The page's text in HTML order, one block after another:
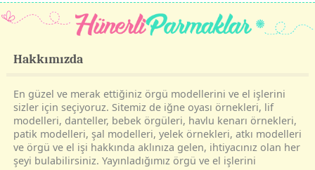
Hakkımızda
En güzel ve merak ettiğiniz örgü modellerini ve el işlerini
sizler için seçiyoruz. Sitemiz de iğne oyası örnekleri, lif
modelleri, danteller, bebek örgüleri, havlu kenarı örnekleri,
patik modelleri, şal modelleri, yelek örnekleri, atkı modelleri
ve örgü ve el işi hakkında aklınıza gelen, ihtiyacınız olan her
şeyi bulabilirsiniz. Yayınladığımız örgü ve el işlerini